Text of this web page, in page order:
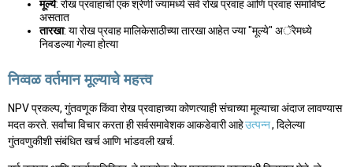
मूल्ये: रोख प्रवाहांची एक श्रेणी ज्यामध्ये सर्व रोख प्रवाह आणि प्रवाह समाविष्ट
असतात
तारखा: या रोख प्रवाह मालिकेसाठीच्या तारखा आहेत ज्या "मूल्ये" अॅरेमध्ये
निवडल्या गेल्या होत्या
निव्वळ वर्तमान मूल्याचे महत्त्व
NPV प्रकल्प, गुंतवणूक किंवा रोख प्रवाहाच्या कोणत्याही संचाच्या मूल्याचा अंदाज लावण्यास
मदत करते. सर्वांचा विचार करता ही सर्वसमावेशक आकडेवारी आहेउत्पन्न, दिलेल्या
गुंतवणुकीशी संबंधित खर्च आणि भांडवली खर्च.